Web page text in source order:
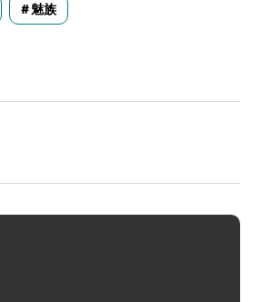
魅族